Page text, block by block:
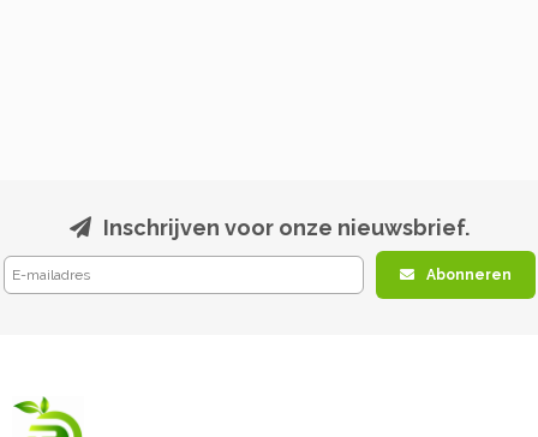
Inschrijven voor onze nieuwsbrief.
Abonneren